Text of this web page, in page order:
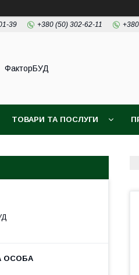
39 +380 (50) 302-62-11
ФакторБУД
ТОВАРИ ТА ПОСЛУГИ